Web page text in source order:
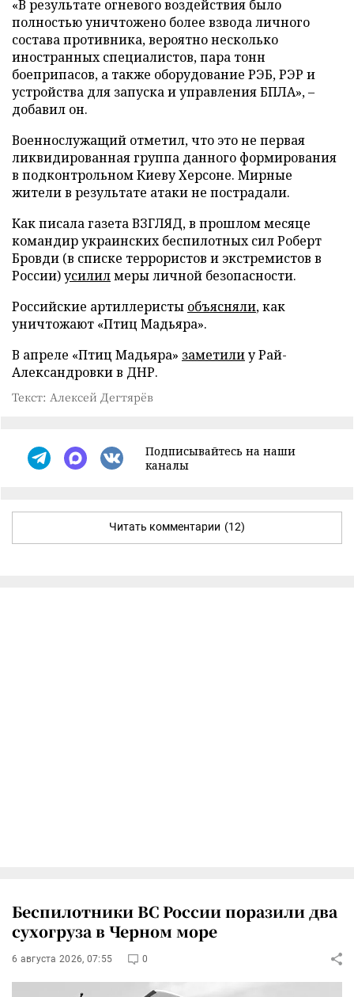
«В результате огневого воздействия было
полностью уничтожено более взвода личного
состава противника, вероятно несколько
иностранных специалистов, пара тонн
боеприпасов, а также оборудование РЭБ, РЭР и
устройства для запуска и управления БПЛА», –
добавил он.
Военнослужащий отметил, что это не первая
ликвидированная группа данного формирования
в подконтрольном Киеву Херсоне. Мирные
жители в результате атаки не пострадали.
Как писала газета ВЗГЛЯД, в прошлом месяце
командир украинских беспилотных сил Роберт
Бровди (в списке террористов и экстремистов в
России)усилилмеры личной безопасности.
Российские артиллеристы объясняли, как
уничтожают «Птиц Мадьяра».
В апреле «Птиц Мадьяра» заметилиу Рай-
Александровки в ДНР.
Текст: Алексей Дегтярёв
Подписывайтесь на наши
каналы
Читать комментарии (12)
Беспилотники ВС России поразили два
сухогруза в Черном море
6 августа 2026, 07:55 0